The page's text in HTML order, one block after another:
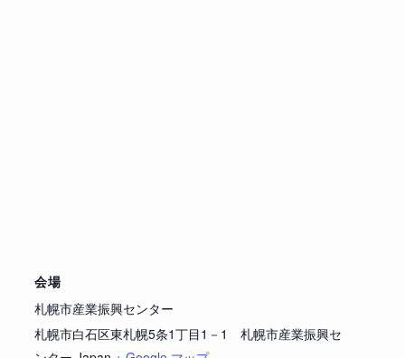
会場
札幌市産業振興センター
札幌市白石区東札幌5条1丁目1－1 札幌市産業振興セ